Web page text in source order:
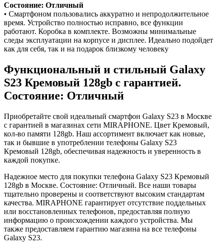
Состояние: Отличный
• Смартфоном пользовались аккуратно и непродолжительное
время. Устройство полностью исправно, все функции
работают. Коробка в комплекте. Возможны минимальные
следы эксплуатации на корпусе и дисплее. Идеально подойдет
как для себя, так и на подарок близкому человеку
Функциональный и стильный Galaxy
S23 Кремовый 128gb с гарантией.
Состояние: Отличный
Приобретайте свой идеальный смартфон Galaxy S23 в Москве
с гарантией в магазинах сети MIRAPHONE. Цвет Кремовый,
кол-во памяти 128gb. Наш ассортимент включает как новые,
так и бывшие в употреблении телефоны Galaxy S23
Кремовый 128gb, обеспечивая надежность и уверенность в
каждой покупке.
Надежное место для покупки телефона Galaxy S23 Кремовый
128gb в Москве. Состояние: Отличный. Все наши товары
тщательно проверены и соответствуют высоким стандартам
качества. MIRAPHONE гарантирует отсутствие поддельных
или восстановленных телефонов, предоставляя полную
информацию о происхождении каждого устройства. Мы
также предоставляем гарантию магазина на все телефоны
Galaxy S23.